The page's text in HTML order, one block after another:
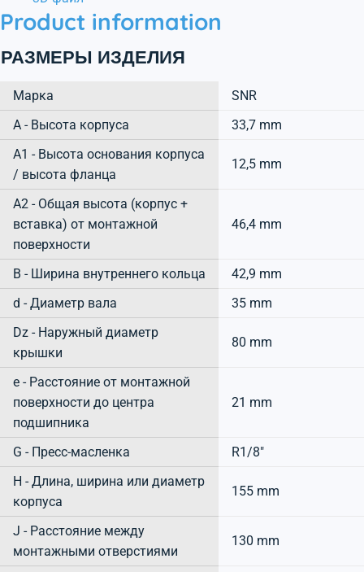
Product information
РАЗМЕРЫ ИЗДЕЛИЯ
Марка
SNR
А - Высота корпуса
33,7 mm
A1 - Высота основания корпуса
/ высота фланца
12,5 mm
A2 - Общая высота (корпус +
вставка) от монтажной
поверхности
46,4 mm
B - Ширина внутреннего кольца
42,9 mm
d - Диаметр вала
35 mm
Dz - Наружный диаметр
крышки
80 mm
e - Расстояние от монтажной
поверхности до центра
подшипника
21 mm
G - Пресс-масленка
R1/8"
H - Длина, ширина или диаметр
корпуса
155 mm
J - Расстояние между
монтажными отверстиями
130 mm